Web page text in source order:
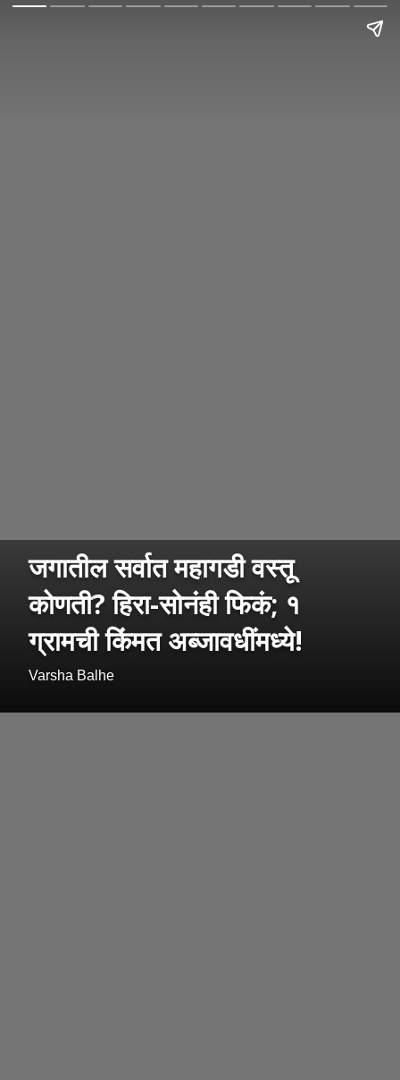
जगातील सर्वात महागडी वस्तू
कोणती? हिरा-सोनंही फिकं; १
ग्रामची किंमत अब्जावधींमध्ये!
Varsha Balhe